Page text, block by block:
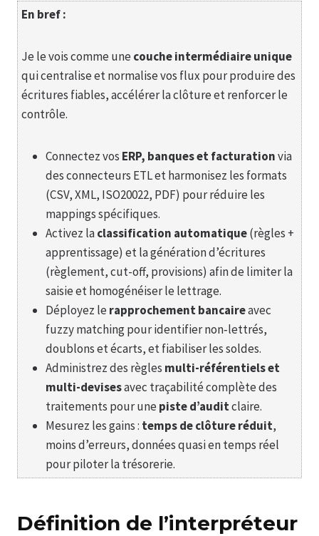
En bref :
Je le vois comme une couche intermédiaire unique
qui centralise et normalise vos flux pour produire des
écritures fiables, accélérer la clôture et renforcer le
contrôle.
Connectez vos ERP, banques et facturationvia
des connecteurs ETL et harmonisez les formats
(CSV, XML, ISO20022, PDF) pour réduire les
mappings spécifiques.
Activez laclassification automatique(règles +
apprentissage) et la génération d’écritures
(règlement, cut-off, provisions) afin de limiter la
saisie et homogénéiser le lettrage.
Déployez le rapprochement bancaireavec
fuzzy matching pour identifier non‑lettrés,
doublons et écarts, et fiabiliser les soldes.
Administrez des règles multi-référentiels et
multi-devisesavec traçabilité complète des
traitements pour une piste d’auditclaire.
Mesurez les gains : temps de clôture réduit,
moins d’erreurs, données quasi en temps réel
pour piloter la trésorerie.
Définition de l’interpréteur